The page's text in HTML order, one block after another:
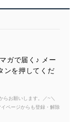
ガで届く♪ メー
ンを押してくだ
お願いします。／~＼
ページからも登録・解除